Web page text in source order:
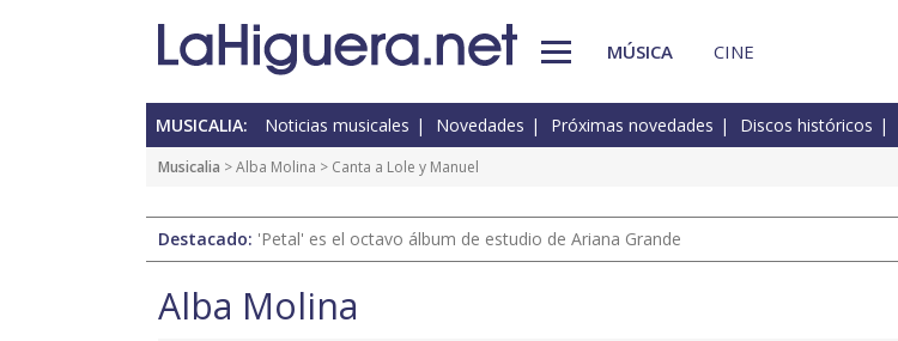
MÚSICA CINE
MUSICALIA: Noticias musicales Novedades Próximas novedades Discos históricos
Musicalia >Alba Molina > Canta a Lole y Manuel
Destacado: 'Petal' es el octavo álbum de estudio de Ariana Grande
Alba Molina